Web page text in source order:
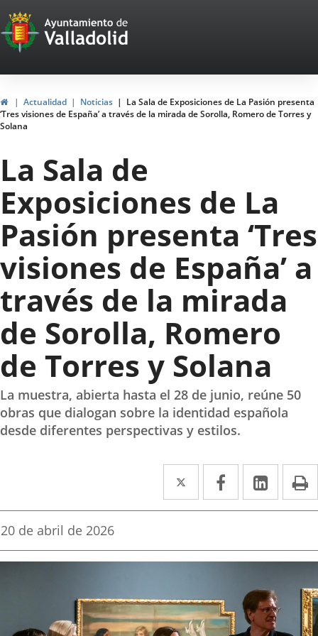
Portal
Web
del
Ayuntamiento
de
Valladolid
HomeActualidad Noticias
La Sala de Exposiciones de La Pasión presenta
‘Tres visiones de España’ a través de la mirada de Sorolla, Romero de Torres y
Solana
La Sala de
Exposiciones de La
Pasión presenta ‘Tres
visiones de España’ a
través de la mirada
de Sorolla, Romero
de Torres y Solana
La muestra, abierta hasta el 28 de junio, reúne 50
obras que dialogan sobre la identidad española
desde diferentes perspectivas y estilos.
Twitter
Enlace
a
aplicación
Facebook
Enlace
a
aplicación
Enlace
a
Fecha
la
20 de abril de 2026